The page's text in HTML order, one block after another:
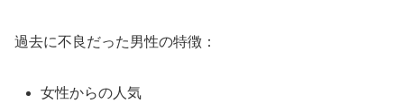
過去に不良だった男性の特徴：
女性からの人気